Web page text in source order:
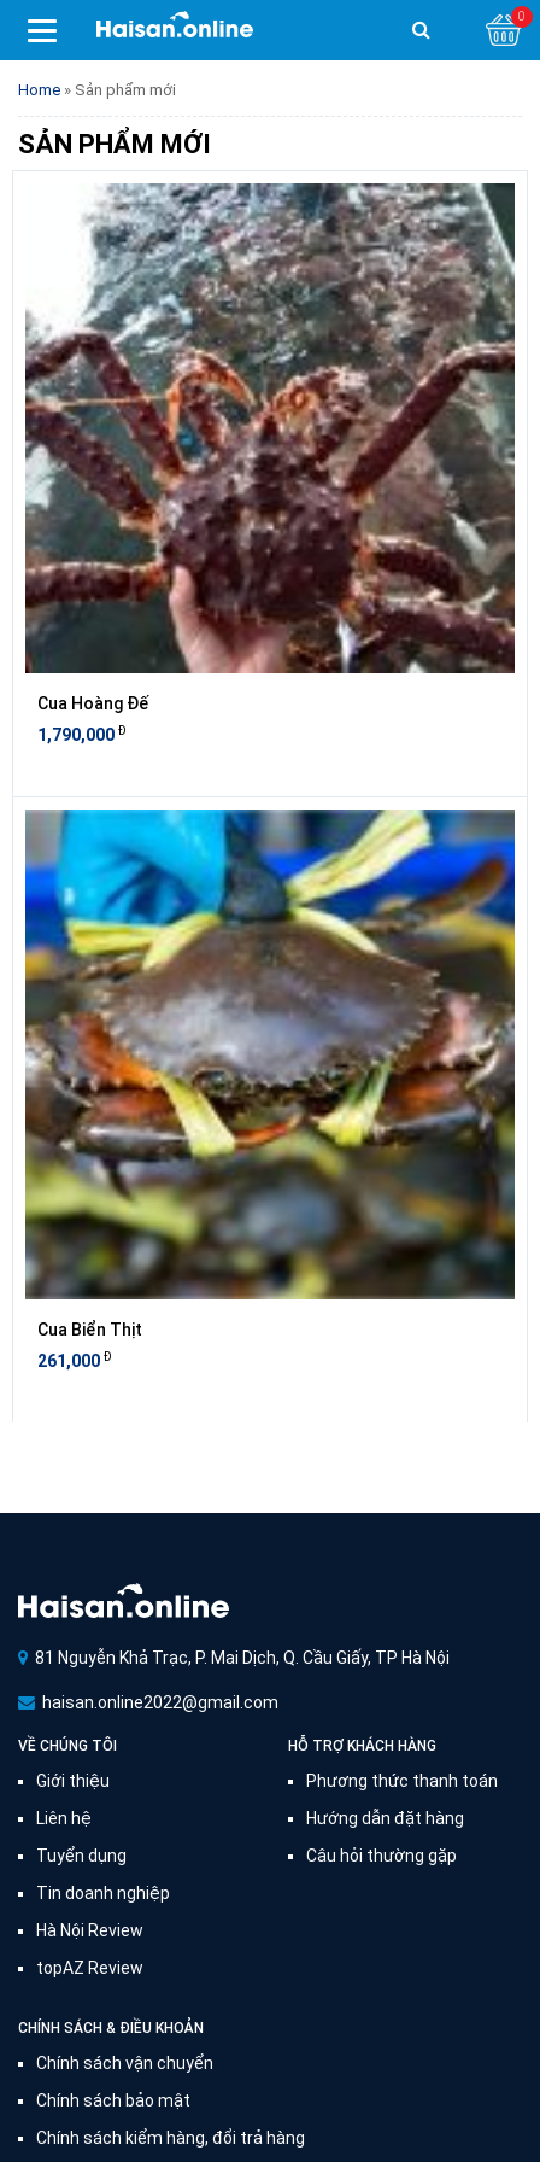
0
Home » Sản phẩm mới
SẢN PHẨM MỚI
Cua Hoàng Đế
1,790,000 Đ
Cua Biển Thịt
261,000 Đ
81 Nguyễn Khả Trạc, P. Mai Dịch, Q. Cầu Giấy, TP Hà Nội
haisan.online2022@gmail.com
VỀ CHÚNG TÔI
Giới thiệu
Liên hệ
Tuyển dụng
Tin doanh nghiệp
Hà Nội Review
topAZ Review
HỖ TRỢ KHÁCH HÀNG
Phương thức thanh toán
Hướng dẫn đặt hàng
Câu hỏi thường gặp
CHÍNH SÁCH & ĐIỀU KHOẢN
Chính sách vận chuyển
Chính sách bảo mật
Chính sách kiểm hàng, đổi trả hàng